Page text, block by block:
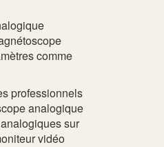
comme
professionnels
analogique
sur
vidéo